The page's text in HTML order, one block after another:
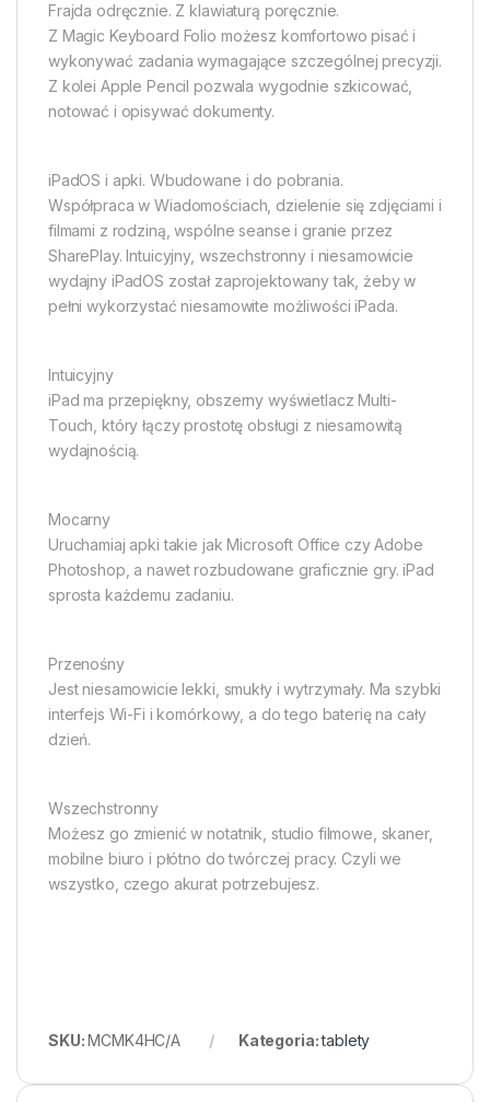
Frajda odręcznie. Z klawiaturą poręcznie.
Z Magic Keyboard Folio możesz komfortowo pisać i
wykonywać zadania wymagające szczególnej precyzji.
Z kolei Apple Pencil pozwala wygodnie szkicować,
notować i opisywać dokumenty.
iPadOS i apki. Wbudowane i do pobrania.
Współpraca w Wiadomościach, dzielenie się zdjęciami i
filmami z rodziną, wspólne seanse i granie przez
SharePlay. Intuicyjny, wszechstronny i niesamowicie
wydajny iPadOS został zaprojektowany tak, żeby w
pełni wykorzystać niesamowite możliwości iPada.
Intuicyjny
iPad ma przepiękny, obszerny wyświetlacz Multi-
Touch, który łączy prostotę obsługi z niesamowitą
wydajnością.
Mocarny
Uruchamiaj apki takie jak Microsoft Office czy Adobe
Photoshop, a nawet rozbudowane graficznie gry. iPad
sprosta każdemu zadaniu.
Przenośny
Jest niesamowicie lekki, smukły i wytrzymały. Ma szybki
interfejs Wi-Fi i komórkowy, a do tego baterię na cały
dzień.
Wszechstronny
Możesz go zmienić w notatnik, studio filmowe, skaner,
mobilne biuro i płótno do twórczej pracy. Czyli we
wszystko, czego akurat potrzebujesz.
SKU:MCMK4HC/A Kategoria:tablety